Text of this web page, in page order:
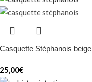
Casquette Stéphanois beige
25,00€